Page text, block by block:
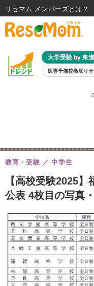
大学受験 by 東進
医専予備校徹底リ
8月
【高校受験2025
公表 4枚目の写真
教育・受験 中学生
リセマム メンバーズ